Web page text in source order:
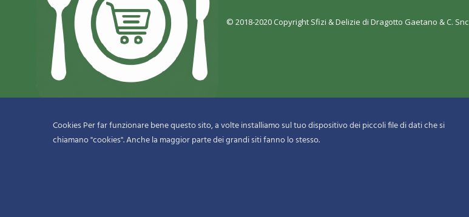
© 2018-2020 Copyright Sfizi & Delizie di Dragotto Gaetano & C. Snc
Cookies Per far funzionare bene questo sito, a volte installiamo sul tuo dispositivo dei piccoli file di dati che si
chiamano "cookies". Anche la maggior parte dei grandi siti fanno lo stesso.